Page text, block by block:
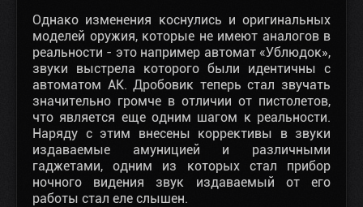
Однако изменения коснулись и оригинальных
моделей оружия, которые не имеют аналогов в
реальности - это например автомат «Ублюдок»,
звуки выстрела которого были идентичны с
автоматом АК. Дробовик теперь стал звучать
значительно громче в отличии от пистолетов,
что является еще одним шагом к реальности.
Наряду с этим внесены коррективы в звуки
издаваемые амуницией и различными
гаджетами, одним из которых стал прибор
ночного видения звук издаваемый от его
работы стал еле слышен.